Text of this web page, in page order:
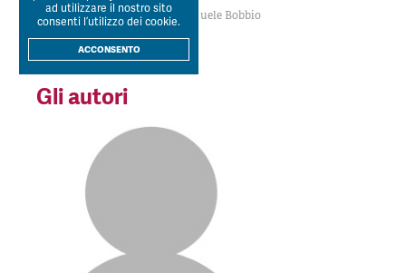
Home>Forum>Autori>Emanuele Bobbio
Forum
Gli autori
ad utilizzare il nostro sito
consenti l’utilizzo dei cookie.
acconsento